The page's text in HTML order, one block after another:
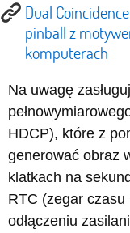
Dual
pinball z
komputerach
Na uwagę
HDCP), które z
generować obraz
klatkach na
RTC (zegar
odłączeniu